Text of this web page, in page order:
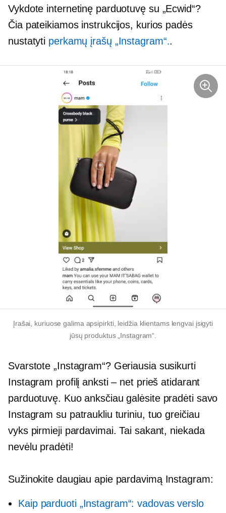
Vykdote internetinę parduotuvę su „Ecwid“?
Čia pateikiamos instrukcijos, kurios padės
nustatyti perkamų įrašų „Instagram“..
Įrašai, kuriuose galima apsipirkti, leidžia klientams lengvai įsigyti
jūsų produktus „Instagram“.
Svarstote „Instagram“? Geriausia susikurti
Instagram profilį anksti – net prieš atidarant
parduotuvę. Kuo anksčiau galėsite pradėti savo
Instagram su patraukliu turiniu, tuo greičiau
vyks pirmieji pardavimai. Tai sakant, niekada
nevėlu pradėti!
Sužinokite daugiau apie pardavimą Instagram:
Kaip parduoti „Instagram“: vadovas verslo